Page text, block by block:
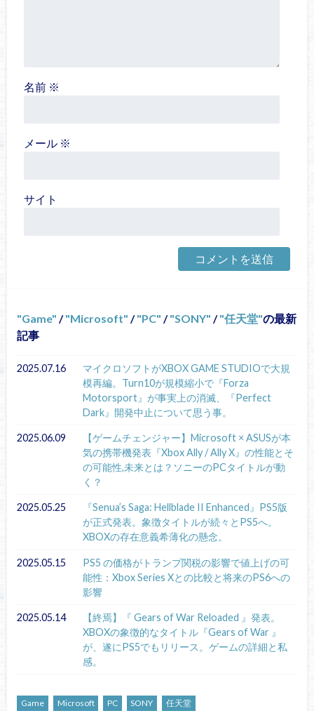
名前 ※
メール ※
サイト
Game / Microsoft / PC / SONY / 任天堂 の最新
記事
2025.07.16
マイクロソフトがXBOX GAME STUDIOで大規
模再編。Turn10が規模縮小で『Forza
Motorsport』が事実上の消滅、『Perfect
Dark』開発中止について思う事。
2025.06.09
【ゲームチェンジャー】Microsoft × ASUSが本
気の携帯機発表『Xbox Ally / Ally X』の性能とそ
の可能性,未来とは？ソニーのPCタイトルが動
く？
2025.05.25
『Senua’s Saga: Hellblade II Enhanced』PS5版
が正式発表。象徴タイトルが続々とPS5へ。
XBOXの存在意義希薄化の懸念。
2025.05.15
PS5 の価格がトランプ関税の影響で値上げの可
能性：Xbox Series Xとの比較と将来のPS6への
影響
2025.05.14
【終焉】『 Gears of War Reloaded 』発表。
XBOXの象徴的なタイトル『Gears of War 』
が、遂にPS5でもリリース。ゲームの詳細と私
感。
Game Microsoft PC SONY
任天堂